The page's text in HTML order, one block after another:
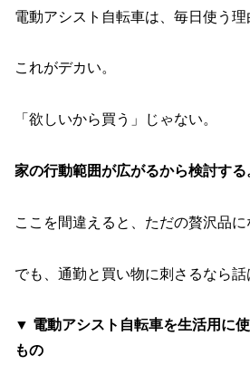
電動アシスト自転車は、毎日使う理
これがデカい。
「欲しいから買う」じゃない。
家の行動範囲が広がるから検討する
ここを間違えると、ただの贅沢品に
でも、通勤と買い物に刺さるなら話
▼ 電動アシスト自転車を生活用に
もの